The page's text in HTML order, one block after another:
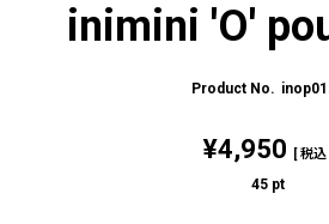
inimini 'O'
¥4,950 税込
45 pt